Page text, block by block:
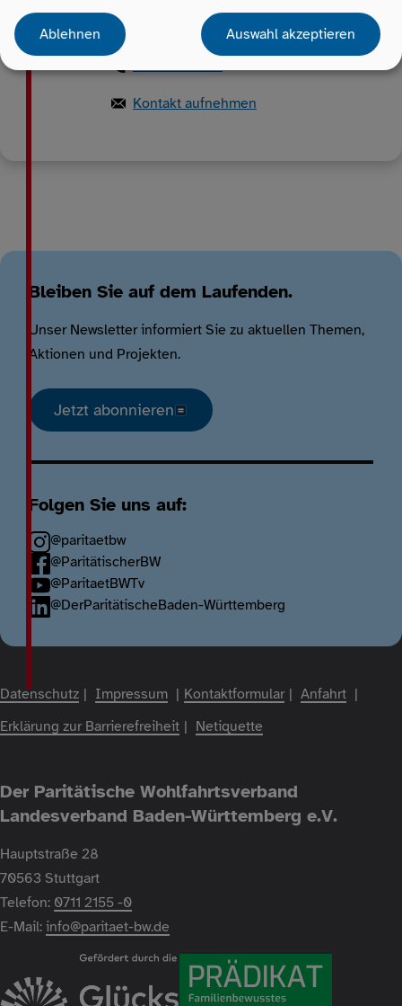
Öffentlichkeitsarbeit, Marketing
Pressesprecherin
0711 2155-207
Kontakt aufnehmen
Bleiben Sie auf dem Laufenden.
Unser Newsletter informiert Sie zu aktuellen Themen,
Aktionen und Projekten.
Jetzt abonnieren
Folgen Sie uns auf:
@paritaetbw
@ParitätischerBW
@ParitaetBWTv
@DerParitätischeBaden-Württemberg
Fußzeile
Datenschutz Impressum Kontaktformular
Anfahrt
Erklärung zur Barrierefreiheit
Netiquette
Der Paritätische Wohlfahrtsverband
Landesverband Baden-Württemberg e.V.
Hauptstraße 28
70563 Stuttgart
Telefon: 0711 2155 -0
E-Mail: info@paritaet-bw.de
Ablehnen Auswahl akzeptieren